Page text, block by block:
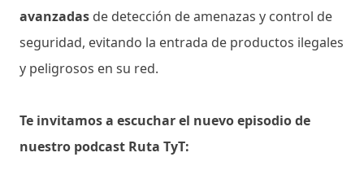
avanzadas de detección de amenazas y control de
seguridad, evitando la entrada de productos ilegales
y peligrosos en su red.
Te invitamos a escuchar el nuevo episodio de
nuestro podcast Ruta TyT: